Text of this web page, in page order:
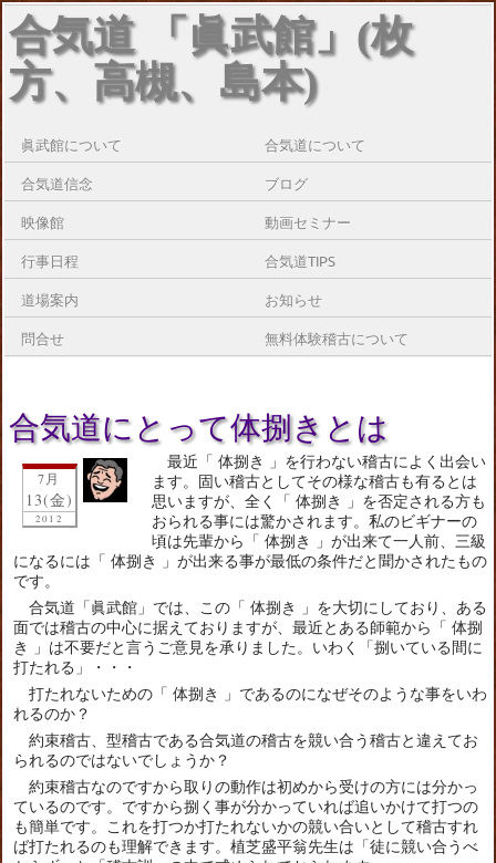
合気道 「眞武館」(枚
方、高槻、島本)
眞武館について 合気道について
合気道信念 ブログ
映像館 動画セミナー
行事日程 合気道TIPS
道場案内 お知らせ
問合せ 無料体験稽古について
合気道にとって体捌きとは
7月
13(金)
2012
最近「 体捌き 」を行わない稽古によく出会い
ます。固い稽古としてその様な稽古も有るとは
思いますが、全く「 体捌き 」を否定される方も
おられる事には驚かされます。私のビギナーの
頃は先輩から「 体捌き 」が出来て一人前、三級
になるには「 体捌き 」が出来る事が最低の条件だと聞かされたもの
です。
合気道「眞武館」では、この「 体捌き 」を大切にしており、ある
面では稽古の中心に据えておりますが、最近とある師範から「 体捌
き 」は不要だと言うご意見を承りました。いわく「捌いている間に
打たれる」・・・
打たれないための「 体捌き 」であるのになぜそのような事をいわ
れるのか？
約束稽古、型稽古である合気道の稽古を競い合う稽古と違えてお
られるのではないでしょうか？
約束稽古なのですから取りの動作は初めから受けの方には分かっ
ているのです。ですから捌く事が分かっていれば追いかけて打つの
も簡単です。これを打つか打たれないかの競い合いとして稽古すれ
ば打たれるのも理解できます。植芝盛平翁先生は「徒に競い合うべ